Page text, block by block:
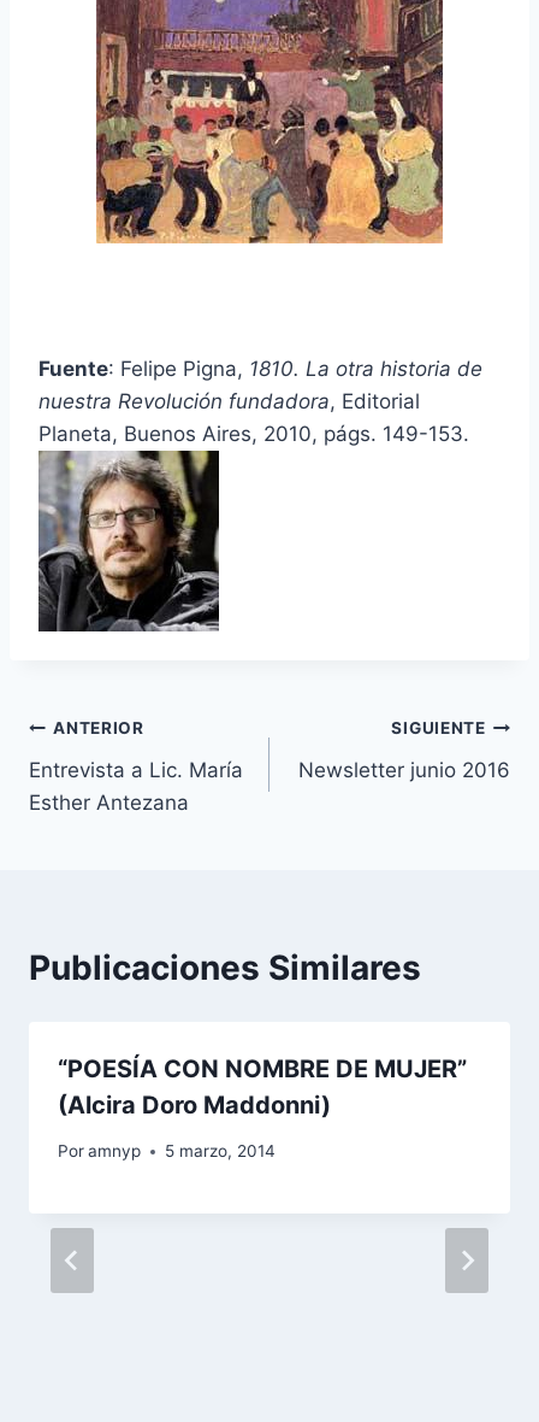
Fuente: Felipe Pigna, 1810. La otra historia de
nuestra Revolución fundadora, Editorial
Planeta, Buenos Aires, 2010, págs. 149-153.
Navegación
de
ANTERIOR
Entrevista a Lic. María
Esther Antezana
SIGUIENTE
Newsletter junio 2016
Publicaciones Similares
“POESÍA CON NOMBRE DE MUJER”
(Alcira Doro Maddonni)
Poramnyp 5 marzo, 2014